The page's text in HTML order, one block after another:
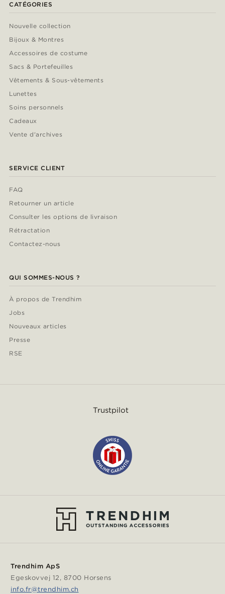
CATÉGORIES
Nouvelle collection
Bijoux & Montres
Accessoires de costume
Sacs & Portefeuilles
Vêtements & Sous-vêtements
Lunettes
Soins personnels
Cadeaux
Vente d'archives
SERVICE CLIENT
FAQ
Retourner un article
Consulter les options de livraison
Rétractation
Contactez-nous
QUI SOMMES-NOUS ?
À propos de Trendhim
Jobs
Nouveaux articles
Presse
RSE
Trustpilot
Trendhim ApS
Egeskovvej 12, 8700 Horsens
info.fr@trendhim.ch